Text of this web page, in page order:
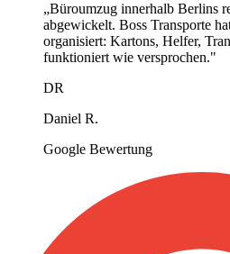
„Büroumzug innerhalb Berlins
abgewickelt. Boss Transporte
organisiert: Kartons, Helfer,
funktioniert wie versprochen."
DR
Daniel R.
Google Bewertung